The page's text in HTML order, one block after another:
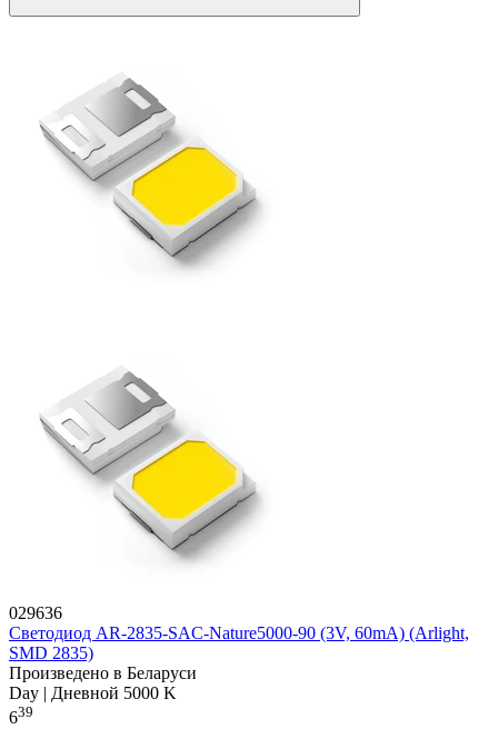
029636
Светодиод AR-2835-SAC-Nature5000-90 (3V, 60mA) (Arlight,
SMD 2835)
Произведено в Беларуси
Day | Дневной 5000 K
639